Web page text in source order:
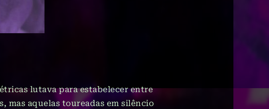
lutava para estabelecer entre
mas aquelas toureadas em silêncio